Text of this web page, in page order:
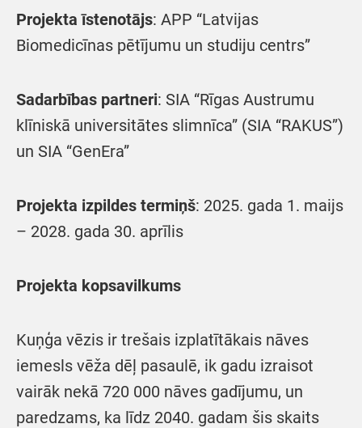
Projekta īstenotājs: APP “Latvijas
Biomedicīnas pētījumu un studiju centrs”
Sadarbības partneri: SIA “Rīgas Austrumu
klīniskā universitātes slimnīca” (SIA “RAKUS”)
un SIA “GenEra”
Projekta izpildes termiņš: 2025. gada 1. maijs
– 2028. gada 30. aprīlis
Projekta kopsavilkums
Kuņģa vēzis ir trešais izplatītākais nāves
iemesls vēža dēļ pasaulē, ik gadu izraisot
vairāk nekā 720 000 nāves gadījumu, un
paredzams, ka līdz 2040. gadam šis skaits